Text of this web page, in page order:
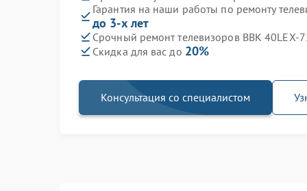
Гарантия на наши работы по ремонту
до 3-х лет
Срочный ремонт телевизоров BBK 40LEX-
Скидка для вас до 20%
Консультация со специалистом